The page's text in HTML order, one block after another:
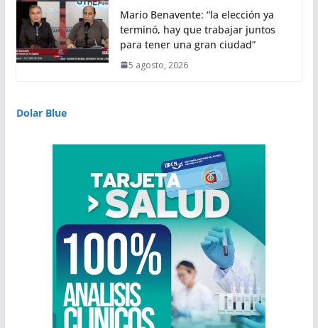
Mario Benavente: “la elección ya
terminó, hay que trabajar juntos
para tener una gran ciudad”
5 agosto, 2026
Dolar Blue